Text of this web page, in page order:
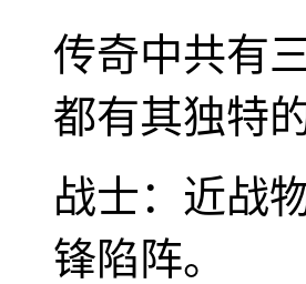
传奇中共有
都有其独特
战士：近战
锋陷阵。